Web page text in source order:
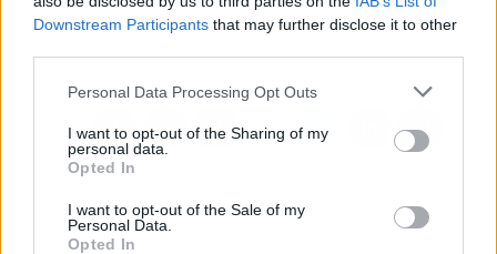
Downstream Participants that may further disclose it to other
Personal Data Processing Opt Outs
I want to opt-out of the Sharing of my
personal data.
Opted In
I want to opt-out of the Sale of my
Personal Data.
Opted In
negocios fitness?
hay que hacer frente a